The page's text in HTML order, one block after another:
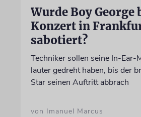
Wurde Boy George
Konzert in
sabotiert?
Techniker sollen seine In-Ear-
lauter gedreht haben, bis der
Star seinen Auftritt abbrach
von Imanuel Marcus